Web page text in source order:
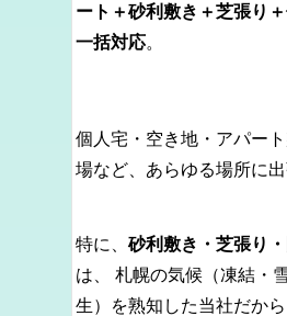
ート＋砂利敷き＋芝張り
一括対応。
個人宅・空き地・アパー
場など、あらゆる場所に出
特に、 砂利敷き・芝張り
は、 札幌の気候（凍結・
生）を熟知した当社だか